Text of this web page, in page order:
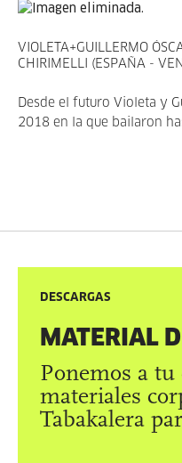
VIOLETA+GUILLERMO
CHIRIMELLI (ESPAÑA -
Desde el futuro Violeta y
2018 en la que bailaron
DESCARGAS
MATERIAL
Ponemos a
materiales
Tabakalera